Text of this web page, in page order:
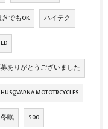
でもOK ハイテク
LD
ありがとうございました
HUSQVARNA MOTOTRCYCLES
眠 500